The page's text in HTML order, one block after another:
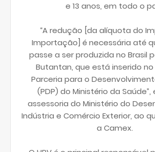
e 13 anos, em todo o
“A redução [da alíquota do
Importação] é necessária até
passe a ser produzida no Brasil
Butantan, que está inserido
Parceria para o
(PDP) do Ministério da Saúde”,
assessoria do Ministério do
Indústria e Comércio Exterior, ao
a Camex.